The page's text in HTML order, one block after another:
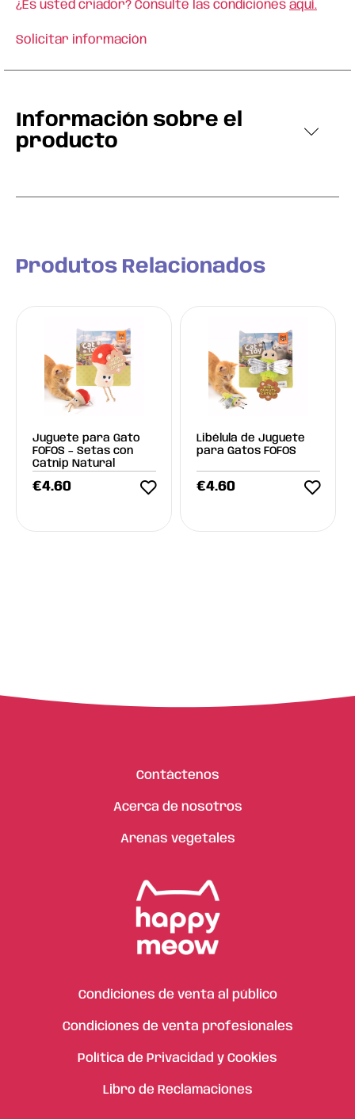
¿Es usted criador? Consulte las condiciones aquí.
Solicitar información
Información sobre el
producto
Produtos Relacionados
Juguete para Gato
FOFOS – Setas con
Catnip Natural
€4.60
Libélula de Juguete
para Gatos FOFOS
€4.60
Contáctenos
Acerca de nosotros
Arenas vegetales
Condiciones de venta al público
Condiciones de venta profesionales
Política de Privacidad y Cookies
Libro de Reclamaciones